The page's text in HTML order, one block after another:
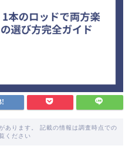
あります。 記載の情報は調査時点での
ください